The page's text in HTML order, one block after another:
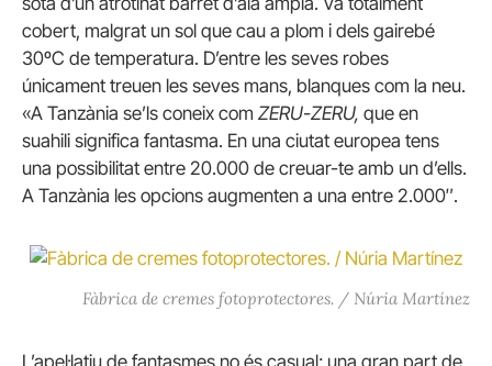
cobert, malgrat un sol que cau a plom i dels gairebé
30ºC de temperatura. D’entre les seves robes
únicament treuen les seves mans, blanques com la neu.
«A Tanzània se’ls coneix com ZERU-ZERU, que en
suahili significa fantasma. En una ciutat europea tens
una possibilitat entre 20.000 de creuar-te amb un d’ells.
A Tanzània les opcions augmenten a una entre 2.000″.
Fàbrica de cremes fotoprotectores. / Núria Martínez
L’apel·latiu de fantasmes no és casual; una gran part de